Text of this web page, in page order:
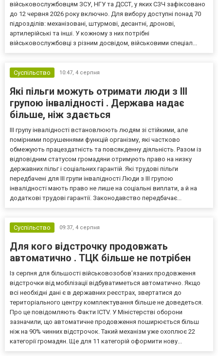
військовослужбовцям ЗСУ, НГУ та ДССТ, у яких СЗЧ зафіксовано
до 12 червня 2026 року включно. Для вибору доступні понад 70
підрозділів: механізовані, штурмові, десантні, дронові,
артилерійські та інші. У кожному з них потрібні
військовослужбовці з різним досвідом, військовими спеціал...
Суспільство 10:47, 4 серпня
Які пільги можуть отримати люди з III
групою інвалідності . Держава надає
більше, ніж здається
III групу інвалідності встановлюють людям зі стійкими, але
помірними порушеннями функцій організму, які частково
обмежують працездатність та повсякденну діяльність. Разом із
відповідним статусом громадяни отримують право на низку
державних пільг і соціальних гарантій. Які трудові пільги
передбачені для III групи інвалідності Люди з III групою
інвалідності мають право не лише на соціальні виплати, а й на
додаткові трудові гарантії. Законодавство передбачає...
Суспільство 09:37, 4 серпня
Для кого відстрочку продовжать
автоматично . ТЦК більше не потрібен
Із серпня для більшості військовозобов’язаних продовження
відстрочки від мобілізації відбуватиметься автоматично. Якщо
всі необхідні дані є в державних реєстрах, звертатися до
територіального центру комплектування більше не доведеться.
Про це повідомляють Факти ICTV. У Міністерстві оборони
зазначили, що автоматичне продовження поширюється більш
ніж на 90% чинних відстрочок. Такий механізм уже охоплює 22
категорії громадян. Ще для 11 категорій оформити нову...